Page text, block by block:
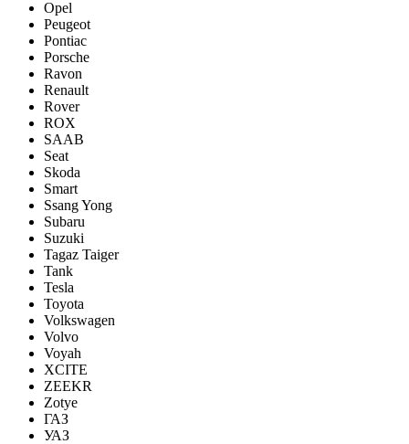
Opel
Peugeot
Pontiac
Porsсhe
Ravon
Renault
Rover
ROX
SAAB
Seat
Skoda
Smart
Ssang Yong
Subaru
Suzuki
Tagaz Taiger
Tank
Tesla
Toyota
Volkswagen
Volvo
Voyah
XCITE
ZEEKR
Zotye
ГАЗ
УАЗ